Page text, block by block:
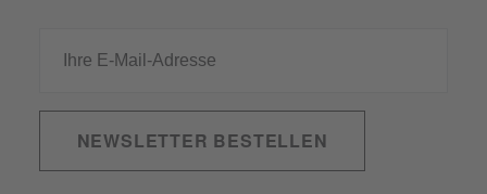
NEWSLETTER BESTELLEN